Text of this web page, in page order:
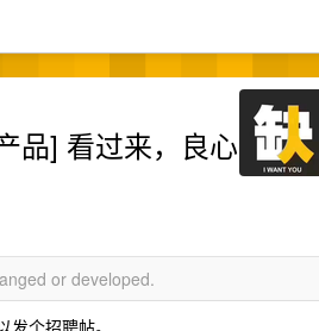
品] 看过来，良心
or developed.
个招聘帖。